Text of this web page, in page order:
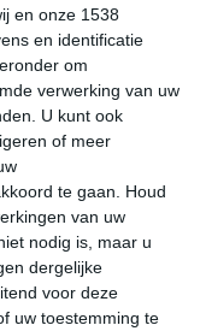
en onze 1538
en identificatie
om
verwerking van uw
U kunt ook
of meer
te gaan.
Houd
van uw
nodig is, maar u
dergelijke
voor deze
uw toestemming te
di
32° 18°
03:00 06:00